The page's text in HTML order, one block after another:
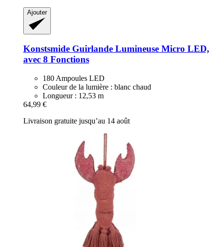
Ajouter
Konstsmide Guirlande Lumineuse Micro LED,
avec 8 Fonctions
180 Ampoules LED
Couleur de la lumière : blanc chaud
Longueur : 12,53 m
64,99 €
Livraison gratuite jusqu’au 14 août